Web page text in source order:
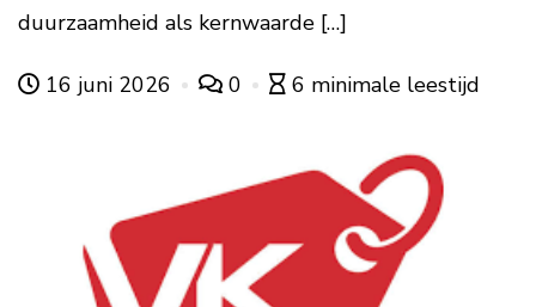
duurzaamheid als kernwaarde […]
16 juni 2026 0 6 minimale leestijd